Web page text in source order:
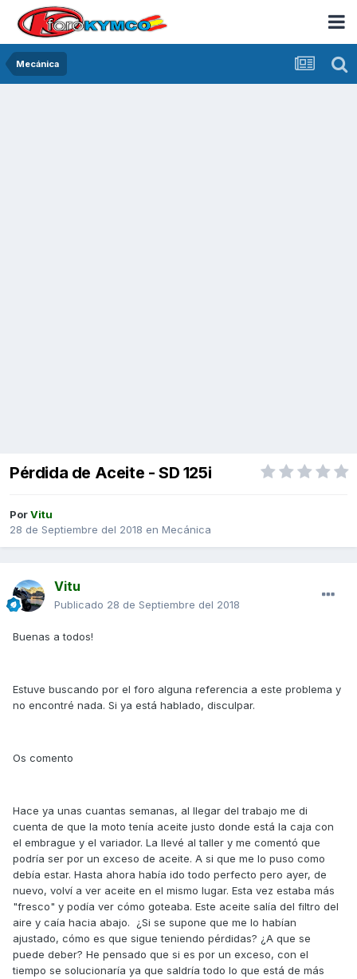
Mecánica
Pérdida de Aceite - SD 125i
PorVitu
28 de Septiembre del 2018 en Mecánica
Vitu
Publicado 28 de Septiembre del 2018
Buenas a todos!
Estuve buscando por el foro alguna referencia a este problema y
no encontré nada. Si ya está hablado, disculpar.
Os comento
Hace ya unas cuantas semanas, al llegar del trabajo me di
cuenta de que la moto tenía aceite justo donde está la caja con
el embrague y el variador. La llevé al taller y me comentó que
podría ser por un exceso de aceite. A si que me lo puso como
debía estar. Hasta ahora había ido todo perfecto pero ayer, de
nuevo, volví a ver aceite en el mismo lugar. Esta vez estaba más
"fresco" y podía ver cómo goteaba. Este aceite salía del filtro del
aire y caía hacia abajo. ¿Si se supone que me lo habían
ajustado, cómo es que sigue teniendo pérdidas? ¿A que se
puede deber? He pensado que si es por un exceso, con el
tiempo se solucionaría ya que saldría todo lo que está de más